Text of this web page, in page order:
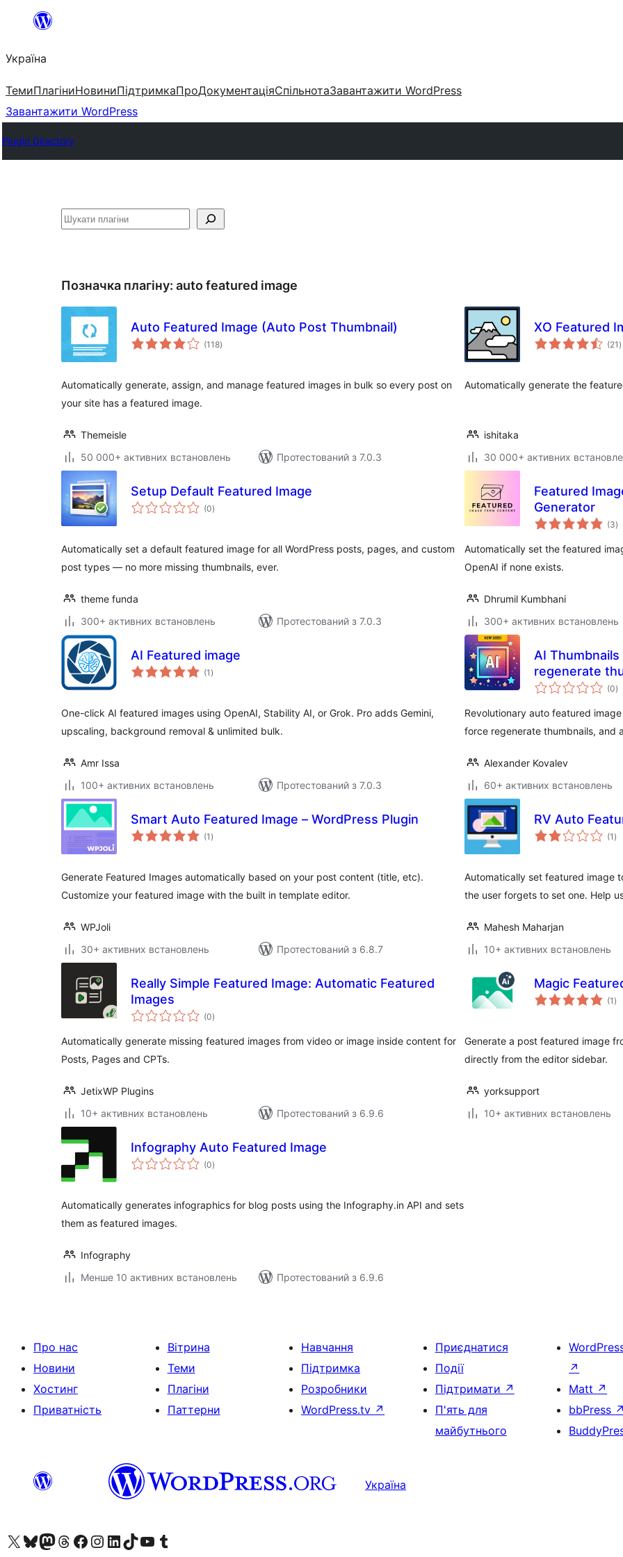
Перейти
вмісту
Україна
ТемиПлагіниНовиниПідтримкаПроДокументаціяСпільнотаЗавантажити WordPress
Завантажити WordPress
Plugin Directory
Пошук
Позначка плагіну: auto featured image
Auto Featured Image (Auto Post Thumbnail)
(118загальний
рейтинг
)
Automatically generate, assign, and manage featured images in bulk so every post on
your site has a featured image.
Themeisle
50 000+ активних встановлень
Протестований з 7.0.3
XO Featured
(21 )
Automatically generate the
ishitaka
30 000+ активних
Setup Default Featured Image
(0загальний
рейтинг
)
Automatically set a default featured image for all WordPress posts, pages, and custom
post types — no more missing thumbnails, ever.
theme funda
300+ активних встановлень
Протестований з 7.0.3
Featured
Generator
(3)
Automatically set the featured
OpenAI if none exists.
Dhrumil Kumbhani
300+ активних встановлень
AI Featured image
(1 загальний
рейтинг
)
One-click AI featured images using OpenAI, Stability AI, or Grok. Pro adds Gemini,
upscaling, background removal & unlimited bulk.
Amr Issa
100+ активних встановлень
Протестований з 7.0.3
AI
regenerate
(0)
Revolutionary auto featured
force regenerate thumbnails, and
Alexander Kovalev
60+ активних встановлень
Smart Auto Featured Image – WordPress Plugin
(1 загальний
рейтинг
)
Generate Featured Images automatically based on your post content (title, etc).
Customize your featured image with the built in template editor.
WPJoli
30+ активних встановлень
Протестований з 6.8.7
RV Auto
(1 )
Automatically set featured image
the user forgets to set one. Help
Mahesh Maharjan
10+ активних встановлень
Really Simple Featured Image: Automatic Featured
Images
(0загальний
рейтинг
)
Automatically generate missing featured images from video or image inside content for
Posts, Pages and CPTs.
JetixWP Plugins
10+ активних встановлень
Протестований з 6.9.6
Magic
(1 )
Generate a post featured image
directly from the editor sidebar.
yorksupport
10+ активних встановлень
Infography Auto Featured Image
(0загальний
рейтинг
)
Automatically generates infographics for blog posts using the Infography.in API and sets
them as featured images.
Infography
Менше 10 активних встановлень
Протестований з 6.9.6
Про нас
Новини
Хостинг
Приватність
Вітрина
Теми
Плагіни
Паттерни
Навчання
Підтримка
Розробники
WordPress.tv ↗
Приєднатися
Події
Підтримати ↗
П'ять для
майбутнього
↗
Matt ↗
bbPress
Україна
Visit our X (formerly Twitter) account
Visit our Bluesky account
Завітайте до нашої стрічки в Mastodon
Visit our Threads account
Завітайте на нашу сторінку в Facebook
Visit our Instagram account
Visit our LinkedIn account
Visit our TikTok account
Visit our YouTube channel
Visit our Tumblr account